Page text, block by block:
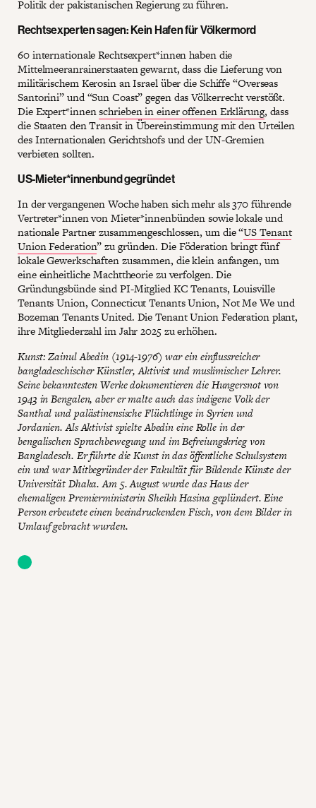
Politik der pakistanischen Regierung zu führen.
Rechtsexperten sagen: Kein Hafen für Völkermord
60 internationale Rechtsexpert*innen haben die
Mittelmeeranrainerstaaten gewarnt, dass die Lieferung von
militärischem Kerosin an Israel über die Schiffe “Overseas
Santorini” und “Sun Coast” gegen das Völkerrecht verstößt.
Die Expert*innenschrieben in einer offenen Erklärung, dass
die Staaten den Transit in Übereinstimmung mit den Urteilen
des Internationalen Gerichtshofs und der UN-Gremien
verbieten sollten.
US-Mieter*innenbund gegründet
In der vergangenen Woche haben sich mehr als 370 führende
Vertreter*innen von Mieter*innenbünden sowie lokale und
nationale Partner zusammengeschlossen, um die “US Tenant
Union Federation” zu gründen. Die Föderation bringt fünf
lokale Gewerkschaften zusammen, die klein anfangen, um
eine einheitliche Machttheorie zu verfolgen. Die
Gründungsbünde sind PI-Mitglied KC Tenants, Louisville
Tenants Union, Connecticut Tenants Union, Not Me We und
Bozeman Tenants United. Die Tenant Union Federation plant,
ihre Mitgliederzahl im Jahr 2025 zu erhöhen.
Kunst: Zainul Abedin (1914-1976) war ein einflussreicher
bangladeschischer Künstler, Aktivist und muslimischer Lehrer.
Seine bekanntesten Werke dokumentieren die Hungersnot von
1943 in Bengalen, aber er malte auch das indigene Volk der
Santhal und palästinensische Flüchtlinge in Syrien und
Jordanien. Als Aktivist spielte Abedin eine Rolle in der
bengalischen Sprachbewegung und im Befreiungskrieg von
Bangladesch. Er führte die Kunst in das öffentliche Schulsystem
ein und war Mitbegründer der Fakultät für Bildende Künste der
Universität Dhaka. Am 5. August wurde das Haus der
ehemaligen Premierministerin Sheikh Hasina geplündert. Eine
Person erbeutete einen beeindruckenden Fisch, von dem Bilder in
Umlauf gebracht wurden.